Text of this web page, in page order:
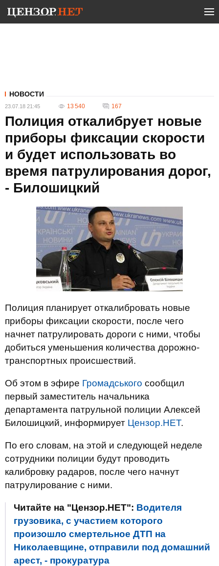
НОВОСТИ
23.07.18 21:45 13 540 167
Полиция откалибрует новые
приборы фиксации скорости
и будет использовать во
время патрулирования дорог,
- Билошицкий
Полиция планирует откалибровать новые
приборы фиксации скорости, после чего
начнет патрулировать дороги с ними, чтобы
добиться уменьшения количества дорожно-
транспортных происшествий.
Об этом в эфире Громадського сообщил
первый заместитель начальника
департамента патрульной полиции Алексей
Билошицкий, информирует Цензор.НЕТ.
По его словам, на этой и следующей неделе
сотрудники полиции будут проводить
калибровку радаров, после чего начнут
патрулирование с ними.
Читайте на "Цензор.НЕТ": Водителя
грузовика, с участием которого
произошло смертельное ДТП на
Николаевщине, отправили под домашний
арест, - прокуратура